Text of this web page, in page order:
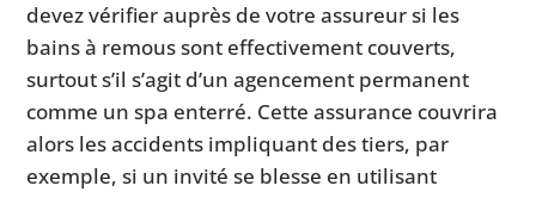
devez vérifier auprès de votre assureur si les
bains à remous sont effectivement couverts,
surtout s’il s’agit d’un agencement permanent
comme un spa enterré. Cette assurance couvrira
alors les accidents impliquant des tiers, par
exemple, si un invité se blesse en utilisant